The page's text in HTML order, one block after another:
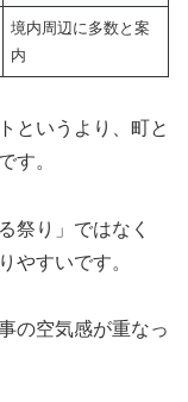
境内周辺に多数と案
内
というより、町と
す。
祭り」ではなく
やすいです。
の空気感が重なっ